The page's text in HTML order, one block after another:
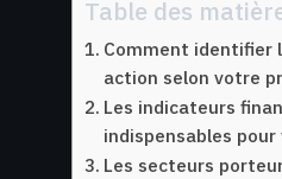
Table des
Comment identifier
action selon votre
Les indicateurs
indispensables
Les secteurs